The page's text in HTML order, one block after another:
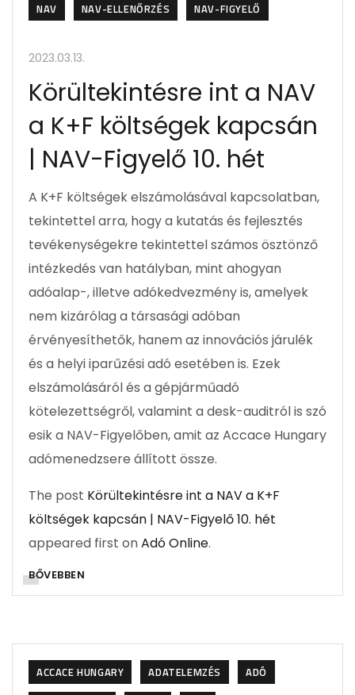
NAV
NAV-ELLENŐRZÉS NAV-FIGYELŐ
2023.03.13.
Körültekintésre int a NAV
a K+F költségek kapcsán
| NAV-Figyelő 10. hét
A K+F költségek elszámolásával kapcsolatban,
tekintettel arra, hogy a kutatás és fejlesztés
tevékenységekre tekintettel számos ösztönző
intézkedés van hatályban, mint ahogyan
adóalap-, illetve adókedvezmény is, amelyek
nem kizárólag a társasági adóban
érvényesíthetők, hanem az innovációs járulék
és a helyi iparűzési adó esetében is. Ezek
elszámolásáról és a gépjárműadó
kötelezettségről, valamint a desk-auditról is szó
esik a NAV-Figyelőben, amit az Accace Hungary
adómenedzsere állított össze.
The post Körültekintésre int a NAV a K+F
költségek kapcsán | NAV-Figyelő 10. hét
appeared first onAdó Online.
BŐVEBBEN
ACCACE HUNGARY ADATELEMZÉS
ADÓ